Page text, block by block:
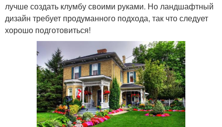
лучше создать клумбу своими руками. Но ландшафтный
дизайн требует продуманного подхода, так что следует
хорошо подготовиться!